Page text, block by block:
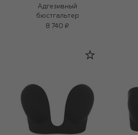
Адгезивный
бюстгальтер
8 740 ₽